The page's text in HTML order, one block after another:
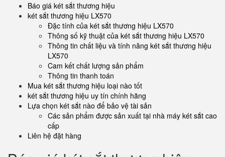
Báo giá két sắt thương hiệu
két sắt thương hiệu LX570
Đặc tính của két sắt thương hiệu LX570
Thông số kỹ thuật của két sắt thương hiệu LX570
Thông tin chất liệu và tính năng két sắt thương hiệu
LX570
Cam kết chất lượng sản phẩm
Thông tin thanh toán
Mua két sắt thương hiệu loại nào tốt
két sắt thương hiệu uy tín chính hãng
Lựa chọn két sắt nào để bảo vệ tài sản
Các sản phẩm được sản xuất tại nhà máy két sắt cao
cấp
Liên hệ đặt hàng